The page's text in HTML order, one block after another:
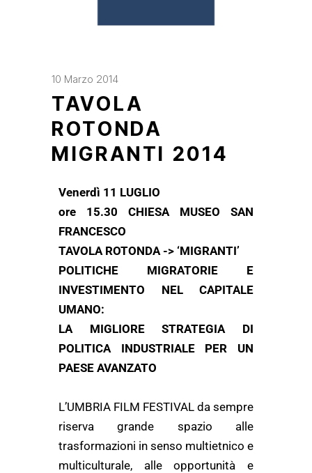
10 Marzo 2014
TAVOLA
ROTONDA
MIGRANTI 2014
Venerdì 11 LUGLIO
ore 15.30 CHIESA MUSEO SAN
FRANCESCO
TAVOLA ROTONDA -> ‘MIGRANTI’
POLITICHE MIGRATORIE E
INVESTIMENTO NEL CAPITALE
UMANO:
LA MIGLIORE STRATEGIA DI
POLITICA INDUSTRIALE PER UN
PAESE AVANZATO
L’UMBRIA FILM FESTIVAL da sempre
riserva grande spazio alle
trasformazioni in senso multietnico e
multiculturale, alle opportunità e